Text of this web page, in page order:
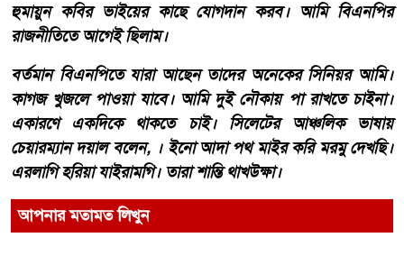
হুমায়ুন কবির ভাইয়ের কাছে যোগদান করব। আমি বিএনপির
রাজনীতিতে আগেই ছিলাম।
বর্তমান বিএনপিতে যারা আছেন তাদের অনেকের সিনিয়র আমি।
কাগজ খুজলে পাওয়া যাবে। আমি দুই নৌকায় পা রাখতে চাইনা।
একারণে একদিকে থাকতে চাই। সিলেটের আঞ্চলিক ভাষায়
চেয়ারম্যান দয়াল বলেন, । ইনো আদা পথ মাইর করি মরমু দেখছি।
এরলাগি হরিয়া যাইরামগি। তারা শান্তি থাখউক্ষা।
আপনার মতামত লিখুন